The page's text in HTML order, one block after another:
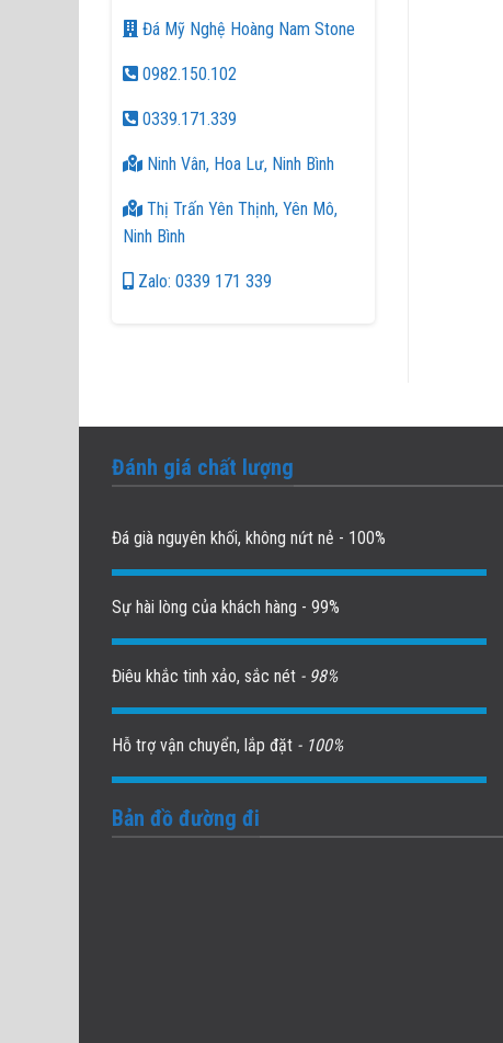
Đá Mỹ Nghệ Hoàng Nam Stone
0982.150.102
0339.171.339
Ninh Vân, Hoa Lư, Ninh Bình
Thị Trấn Yên Thịnh, Yên Mô,
Ninh Bình
Zalo: 0339 171 339
Đánh giá chất lượng
Đá già nguyên khối, không nứt nẻ - 100%
Sự hài lòng của khách hàng - 99%
Điêu khắc tinh xảo, sắc nét - 98%
Hỗ trợ vận chuyển, lắp đặt - 100%
Bản đồ đường đi